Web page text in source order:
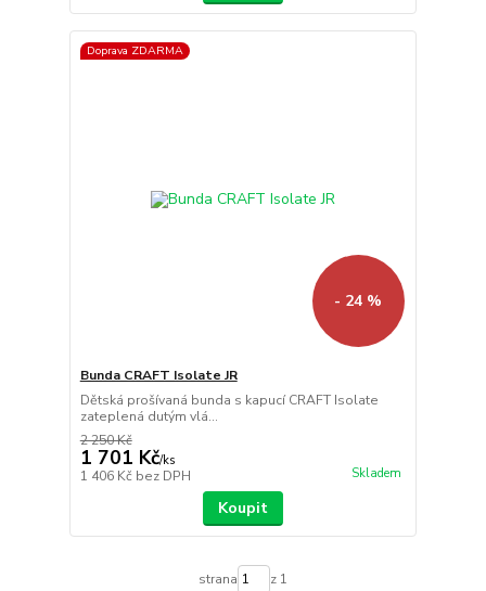
Doprava ZDARMA
- 24 %
Bunda CRAFT Isolate JR
Dětská prošívaná bunda s kapucí CRAFT Isolate
zateplená dutým vlá...
2 250 Kč
1 701 Kč/ks
1 406 Kč bez DPH Skladem
Koupit
strana z 1